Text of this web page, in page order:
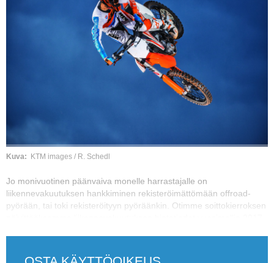
Vaihda salasana
MUUT LAJIT
YLEISTÄ ALALTA
LUE DIGILEHDET
ASIAKASPALVELU JA
Kuva KTM images / R. Schedl
Jo monivuotinen päänvaiva monelle harrastajalle on
liikennevakuutuksen hankkiminen rekisteröimättömään offroad-
pyörään, tai toki rekisteröityyn pyöräänkin. Otimme soittokierroksen